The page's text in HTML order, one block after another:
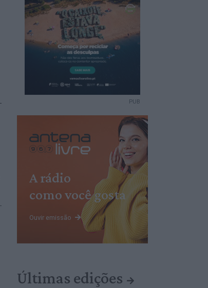
PUB
A rádio
como você gosta
Ouvir emissão
Últimas edições